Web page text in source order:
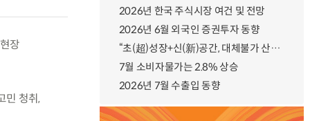
장
민 청취,
2026년 한국 주식시장 여건 및 전망
2026년 6월 외국인 증권투자 동향
“초(超)성장+신(新)공간, 대체불가 산업강국”
7월 소비자물가는 2.8% 상승
2026년 7월 수출입 동향